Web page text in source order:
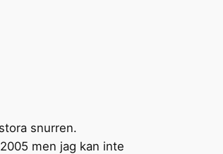
snurren.
men jag kan inte